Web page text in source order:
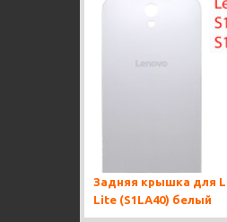
Задняя крышка для
Lite (S1LA40) белый